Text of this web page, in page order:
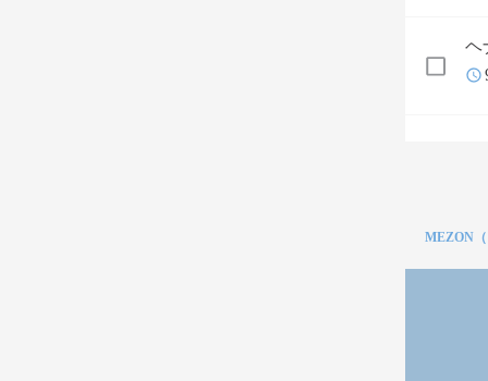
ヘ
MEZON